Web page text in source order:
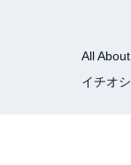
All About
イチオシ